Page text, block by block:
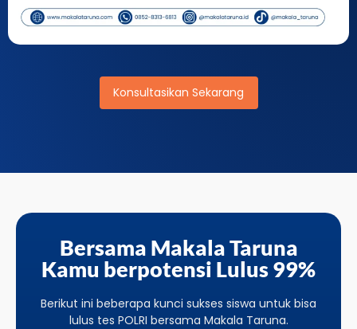
Konsultasikan Sekarang
Bersama Makala Taruna
Kamu berpotensi Lulus 99%
Berikut ini beberapa kunci sukses siswa untuk bisa
lulus tes POLRI bersama Makala Taruna.